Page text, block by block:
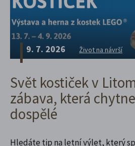
9. 7. 2026 Život na návrší
Svět kostiček v
zábava, která
dospělé
Hledáte tip na letní výlet, který